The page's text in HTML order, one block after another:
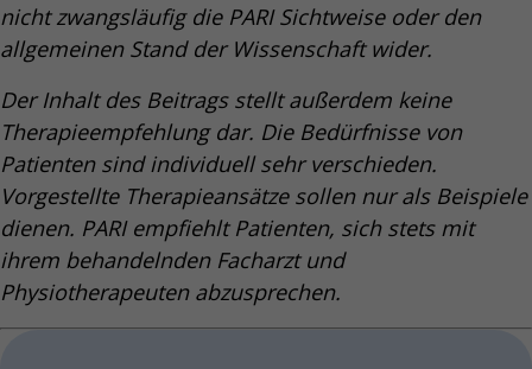
nicht zwangsläufig die PARI Sichtweise oder den
allgemeinen Stand der Wissenschaft wider.
Der Inhalt des Beitrags stellt außerdem keine
Therapieempfehlung dar. Die Bedürfnisse von
Patienten sind individuell sehr verschieden.
Vorgestellte Therapieansätze sollen nur als Beispiele
dienen. PARI empfiehlt Patienten, sich stets mit
ihrem behandelnden Facharzt und
Physiotherapeuten abzusprechen.